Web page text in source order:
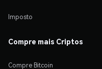
Imposto
Compre mais Criptos
Compre Bitcoin